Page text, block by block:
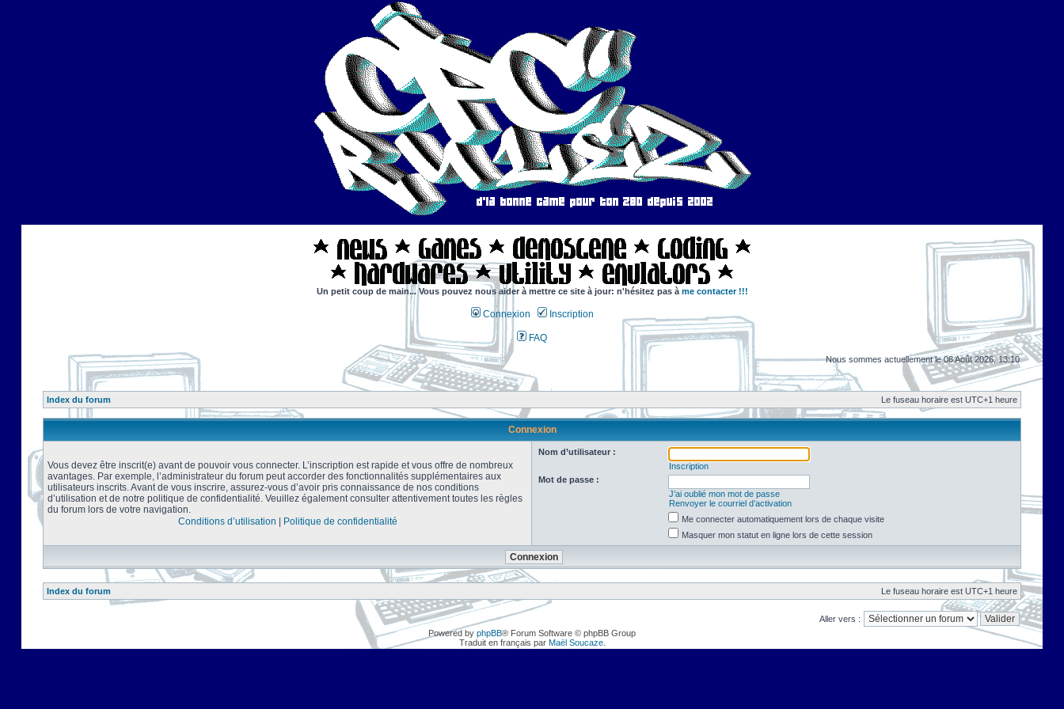
Un petit coup de main... Vous pouvez nous aider à mettre ce site à jour: n'hésitez pas à me contacter !!!
Connexion Inscription
FAQ
Nous sommes actuellement le 08 Août 2026, 13:10
Index du forum Le fuseau horaire est UTC+1 heure
Connexion
Vous devez être inscrit(e) avant de pouvoir vous connecter. L’inscription est rapide et vous offre de nombreux
avantages. Par exemple, l’administrateur du forum peut accorder des fonctionnalités supplémentaires aux
utilisateurs inscrits. Avant de vous inscrire, assurez-vous d’avoir pris connaissance de nos conditions
d’utilisation et de notre politique de confidentialité. Veuillez également consulter attentivement toutes les règles
du forum lors de votre navigation.
Conditions d’utilisation
Politique de confidentialité
Nom d’utilisateur :
Inscription
Mot de passe :
J’ai oublié mon mot de passe
Renvoyer le courriel d’activation
Me connecter automatiquement lors de chaque visite
Masquer mon statut en ligne lors de cette session
Index du forum Le fuseau horaire est UTC+1 heure
Aller vers :
Powered by phpBB® Forum Software © phpBB Group
Traduit en français par Maël Soucaze.